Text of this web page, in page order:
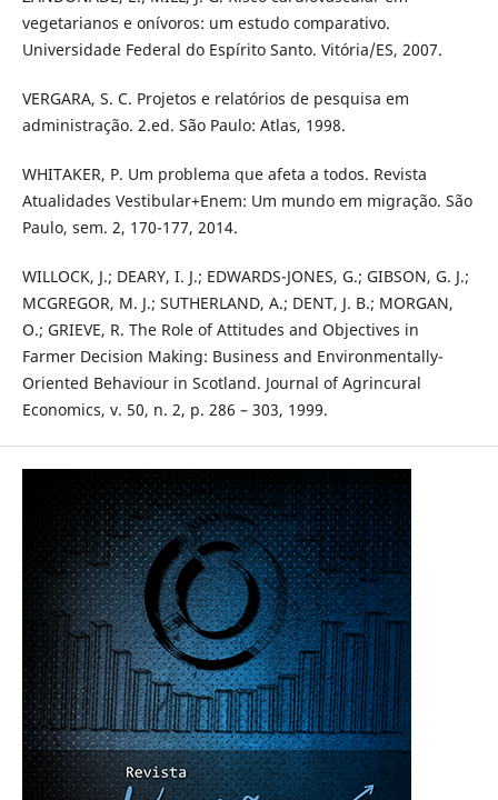
vegetarianos e onívoros: um estudo comparativo.
Universidade Federal do Espírito Santo. Vitória/ES, 2007.
VERGARA, S. C. Projetos e relatórios de pesquisa em
administração. 2.ed. São Paulo: Atlas, 1998.
WHITAKER, P. Um problema que afeta a todos. Revista
Atualidades Vestibular+Enem: Um mundo em migração. São
Paulo, sem. 2, 170-177, 2014.
WILLOCK, J.; DEARY, I. J.; EDWARDS-JONES, G.; GIBSON, G. J.;
MCGREGOR, M. J.; SUTHERLAND, A.; DENT, J. B.; MORGAN,
O.; GRIEVE, R. The Role of Attitudes and Objectives in
Farmer Decision Making: Business and Environmentally-
Oriented Behaviour in Scotland. Journal of Agrincural
Economics, v. 50, n. 2, p. 286 – 303, 1999.